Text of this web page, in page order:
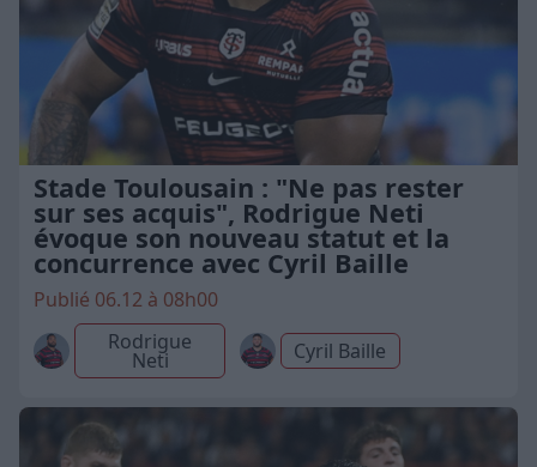
Stade Toulousain : "Ne pas rester
sur ses acquis", Rodrigue Neti
évoque son nouveau statut et la
concurrence avec Cyril Baille
Publié 06.12 à 08h00
Rodrigue
Neti Cyril Baille